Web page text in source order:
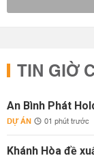
TIN GIỜ
An Bình Phát
DỰ ÁN 01 phút trước
Khánh Hòa đề